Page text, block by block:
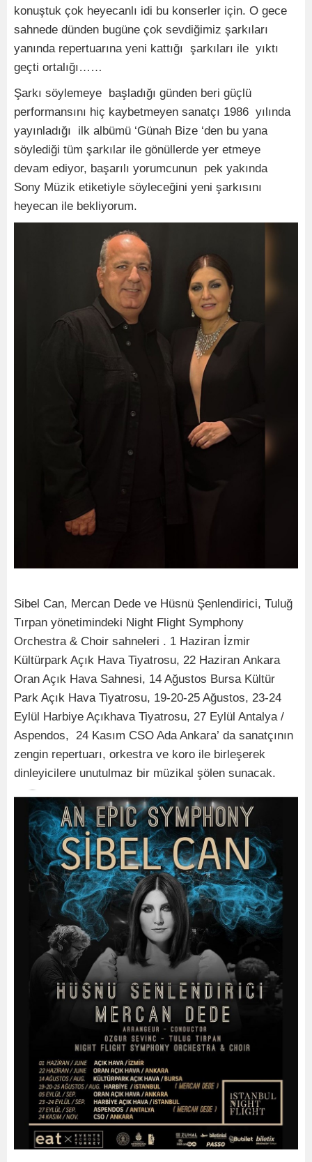
konuştuk çok heyecanlı idi bu konserler için. O gece
sahnede dünden bugüne çok sevdiğimiz şarkıları
yanında repertuarına yeni kattığı şarkıları ile yıktı
geçti ortalığı……
Şarkı söylemeye başladığı günden beri güçlü
performansını hiç kaybetmeyen sanatçı 1986 yılında
yayınladığı ilk albümü ‘Günah Bize ‘den bu yana
söylediği tüm şarkılar ile gönüllerde yer etmeye
devam ediyor, başarılı yorumcunun pek yakında
Sony Müzik etiketiyle söyleceğini yeni şarkısını
heyecan ile bekliyorum.
Sibel Can, Mercan Dede ve Hüsnü Şenlendirici, Tuluğ
Tırpan yönetimindeki Night Flight Symphony
Orchestra & Choir sahneleri . 1 Haziran İzmir
Kültürpark Açık Hava Tiyatrosu, 22 Haziran Ankara
Oran Açık Hava Sahnesi, 14 Ağustos Bursa Kültür
Park Açık Hava Tiyatrosu, 19-20-25 Ağustos, 23-24
Eylül Harbiye Açıkhava Tiyatrosu, 27 Eylül Antalya /
Aspendos, 24 Kasım CSO Ada Ankara’ da sanatçının
zengin repertuarı, orkestra ve koro ile birleşerek
dinleyicilere unutulmaz bir müzikal şölen sunacak.